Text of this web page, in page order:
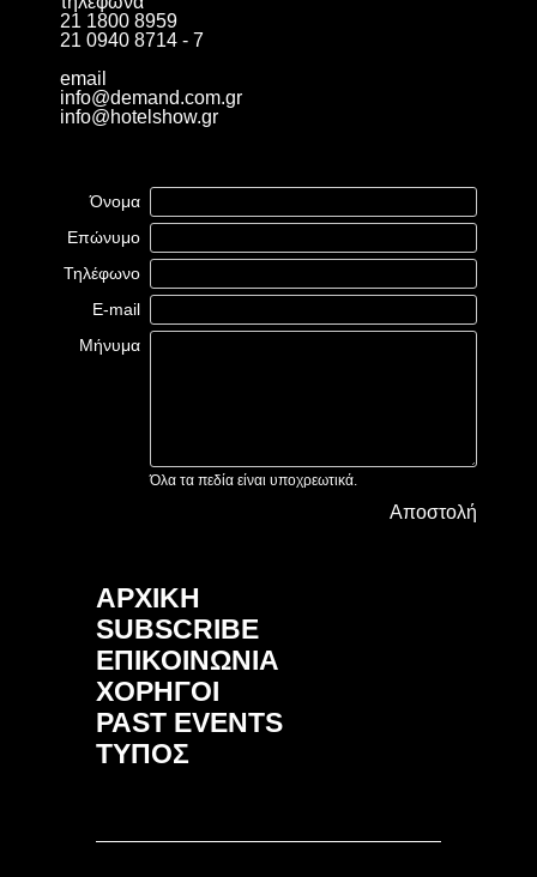
21 1800 8959
21 0940 8714 - 7
email
info@demand.com.gr
info@hotelshow.gr
Όνομα
Επώνυμο
Τηλέφωνο
E-mail
Μήνυμα
Όλα τα πεδία είναι υποχρεωτικά.
Αποστολή
ΑΡΧΙΚΗ
SUBSCRIBE
ΕΠΙΚΟΙΝΩΝΙΑ
ΧΟΡΗΓΟΙ
PAST EVENTS
ΤΥΠΟΣ